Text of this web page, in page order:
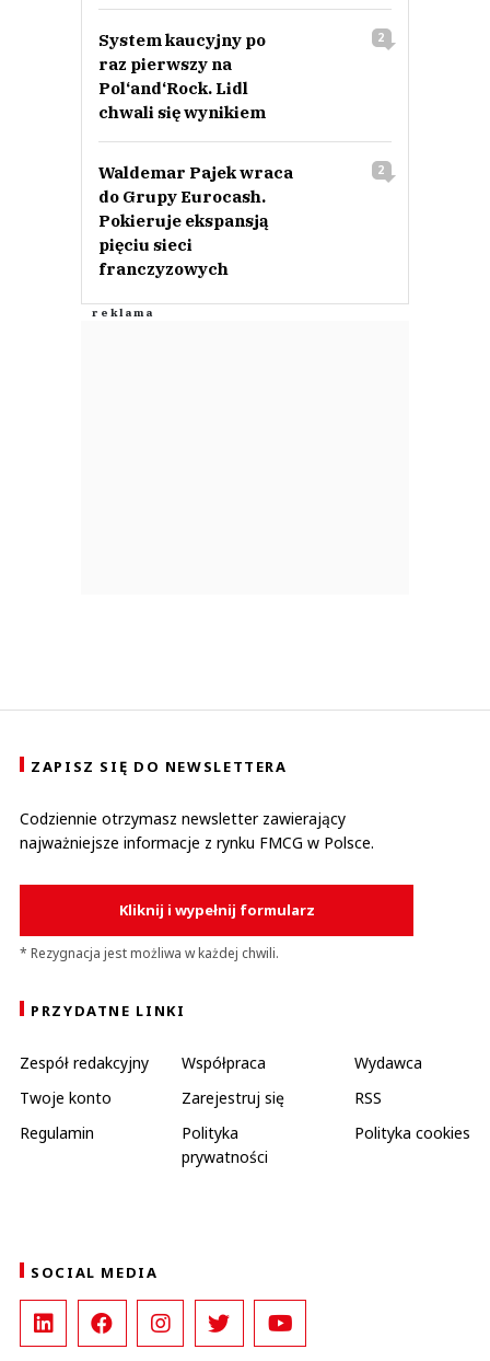
System kaucyjny po
raz pierwszy na
Pol‘and‘Rock. Lidl
chwali się wynikiem
2
Waldemar Pajek wraca
do Grupy Eurocash.
Pokieruje ekspansją
pięciu sieci
franczyzowych
2
ZAPISZ SIĘ DO NEWSLETTERA
Codziennie otrzymasz newsletter zawierający
najważniejsze informacje z rynku FMCG w Polsce.
Kliknij i wypełnij formularz
* Rezygnacja jest możliwa w każdej chwili.
PRZYDATNE LINKI
Zespół redakcyjny Współpraca
Wydawca
Twoje konto
Zarejestruj się
RSS
Regulamin
Polityka
prywatności
Polityka cookies
SOCIAL MEDIA